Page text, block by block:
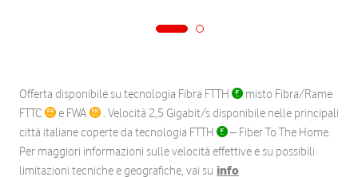
Offerta disponibile su tecnologia Fibra FTTH
misto Fibra/Rame
FTTC
e FWA
. Velocità 2,5 Gigabit/s disponibile nelle principali
città italiane coperte da tecnologia FTTH
– Fiber To The Home.
Per maggiori informazioni sulle velocità effettive e su possibili
limitazioni tecniche e geografiche, vai su info